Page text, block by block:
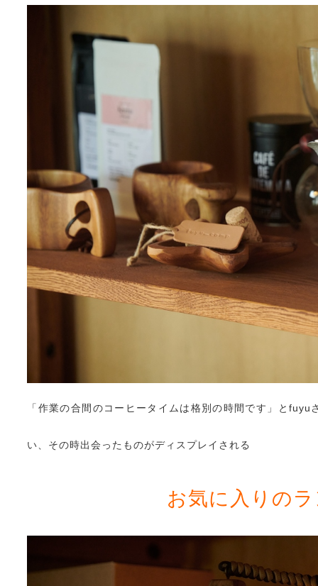
「作業の合間のコーヒータイムは格別の時間です」と
い、その時出会ったものがディスプレイされる
お気に入りの